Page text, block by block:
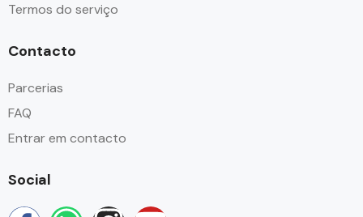
Termos do serviço
Contacto
Parcerias
FAQ
Entrar em contacto
Social